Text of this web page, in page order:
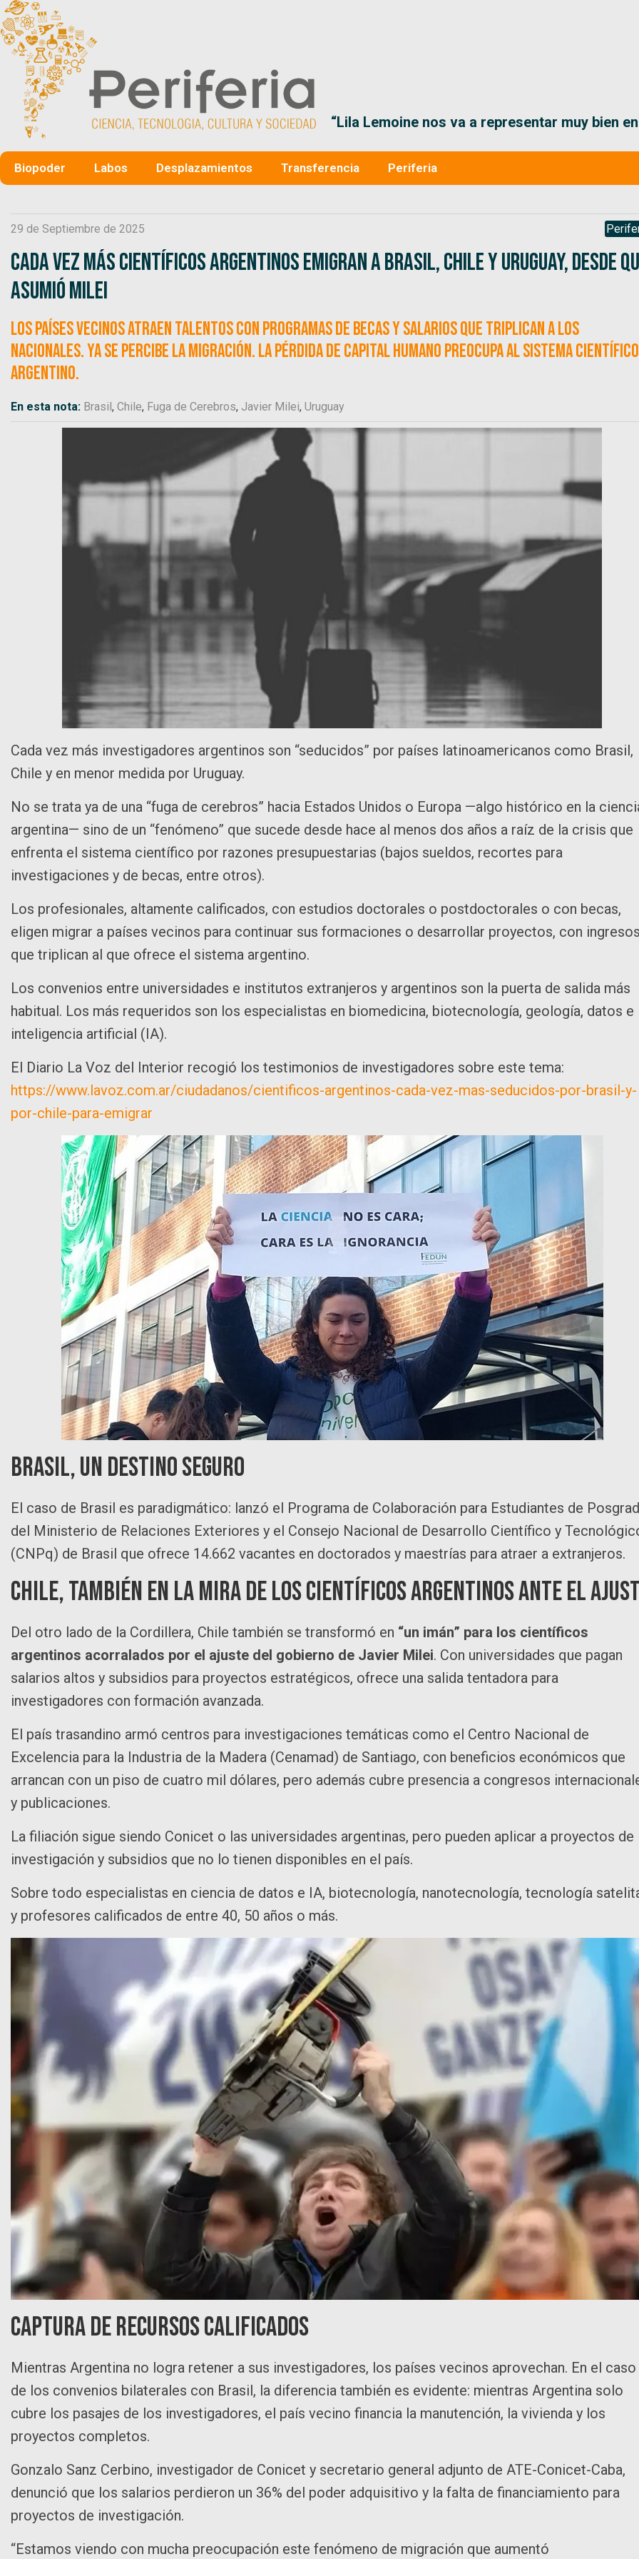
“Lila Lemoine nos va a representar muy bien
Biopoder Labos Desplazamientos Transferencia Periferia
29 de Septiembre de 2025
Cada vez más científicos argentinos emigran a Brasil, Chile y Uruguay, desde
asumió Milei
Los países vecinos atraen talentos con programas de becas y salarios que triplican a los
nacionales. Ya se percibe la migración. La pérdida de capital humano preocupa al sistema científico
argentino.
En esta nota: Brasil, Chile, Fuga de Cerebros, Javier Milei, Uruguay
Cada vez más investigadores argentinos son “seducidos” por países latinoamericanos como Brasil,
Chile y en menor medida por Uruguay.
No se trata ya de una “fuga de cerebros” hacia Estados Unidos o Europa —algo histórico en la
argentina— sino de un “fenómeno” que sucede desde hace al menos dos años a raíz de la crisis que
enfrenta el sistema científico por razones presupuestarias (bajos sueldos, recortes para
investigaciones y de becas, entre otros).
Los profesionales, altamente calificados, con estudios doctorales o postdoctorales o con becas,
eligen migrar a países vecinos para continuar sus formaciones o desarrollar proyectos, con ingresos
que triplican al que ofrece el sistema argentino.
Los convenios entre universidades e institutos extranjeros y argentinos son la puerta de salida más
habitual. Los más requeridos son los especialistas en biomedicina, biotecnología, geología, datos e
inteligencia artificial (IA).
El Diario La Voz del Interior recogió los testimonios de investigadores sobre este tema:
https://www.lavoz.com.ar/ciudadanos/cientificos-argentinos-cada-vez-mas-seducidos-por-brasil-y-
por-chile-para-emigrar
Brasil, un destino seguro
El caso de Brasil es paradigmático: lanzó el Programa de Colaboración para Estudiantes de
del Ministerio de Relaciones Exteriores y el Consejo Nacional de Desarrollo Científico y
(CNPq) de Brasil que ofrece 14.662 vacantes en doctorados y maestrías para atraer a extranjeros.
Chile, también en la mira de los científicos argentinos ante el
Del otro lado de la Cordillera, Chile también se transformó en “un imán” para los científicos
argentinos acorralados por el ajuste del gobierno de Javier Milei. Con universidades que pagan
salarios altos y subsidios para proyectos estratégicos, ofrece una salida tentadora para
investigadores con formación avanzada.
El país trasandino armó centros para investigaciones temáticas como el Centro Nacional de
Excelencia para la Industria de la Madera (Cenamad) de Santiago, con beneficios económicos que
arrancan con un piso de cuatro mil dólares, pero además cubre presencia a congresos
y publicaciones.
La filiación sigue siendo Conicet o las universidades argentinas, pero pueden aplicar a proyectos de
investigación y subsidios que no lo tienen disponibles en el país.
Sobre todo especialistas en ciencia de datos e IA, biotecnología, nanotecnología, tecnología
y profesores calificados de entre 40, 50 años o más.
Captura de recursos calificados
Mientras Argentina no logra retener a sus investigadores, los países vecinos aprovechan. En el caso
de los convenios bilaterales con Brasil, la diferencia también es evidente: mientras Argentina solo
cubre los pasajes de los investigadores, el país vecino financia la manutención, la vivienda y los
proyectos completos.
Gonzalo Sanz Cerbino, investigador de Conicet y secretario general adjunto de ATE-Conicet-Caba,
denunció que los salarios perdieron un 36% del poder adquisitivo y la falta de financiamiento para
proyectos de investigación.
“Estamos viendo con mucha preocupación este fenómeno de migración que aumentó